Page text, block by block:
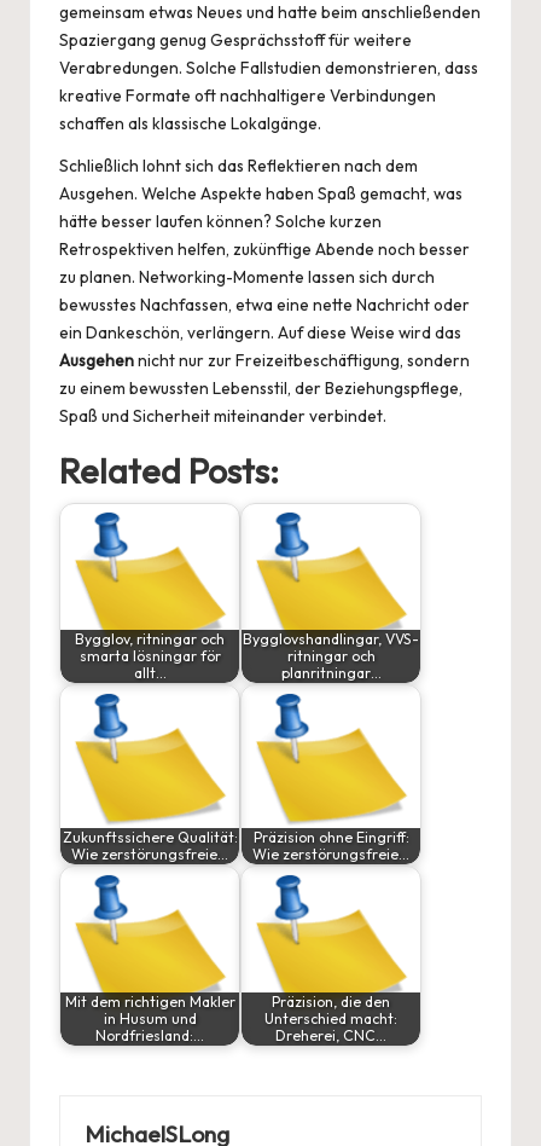
gemeinsam etwas Neues und hatte beim anschließenden
Spaziergang genug Gesprächsstoff für weitere
Verabredungen. Solche Fallstudien demonstrieren, dass
kreative Formate oft nachhaltigere Verbindungen
schaffen als klassische Lokalgänge.
Schließlich lohnt sich das Reflektieren nach dem
Ausgehen. Welche Aspekte haben Spaß gemacht, was
hätte besser laufen können? Solche kurzen
Retrospektiven helfen, zukünftige Abende noch besser
zu planen. Networking-Momente lassen sich durch
bewusstes Nachfassen, etwa eine nette Nachricht oder
ein Dankeschön, verlängern. Auf diese Weise wird das
Ausgehennicht nur zur Freizeitbeschäftigung, sondern
zu einem bewussten Lebensstil, der Beziehungspflege,
Spaß und Sicherheit miteinander verbindet.
Related Posts:
Bygglov, ritningar och
smarta lösningar för
allt…
Bygglovshandlingar, VVS-
ritningar och
planritningar…
Zukunftssichere Qualität:
Wie zerstörungsfreie…
Präzision ohne Eingriff:
Wie zerstörungsfreie…
Mit dem richtigen Makler
in Husum und
Nordfriesland:…
Präzision, die den
Unterschied macht:
Dreherei, CNC…
MichaelSLong